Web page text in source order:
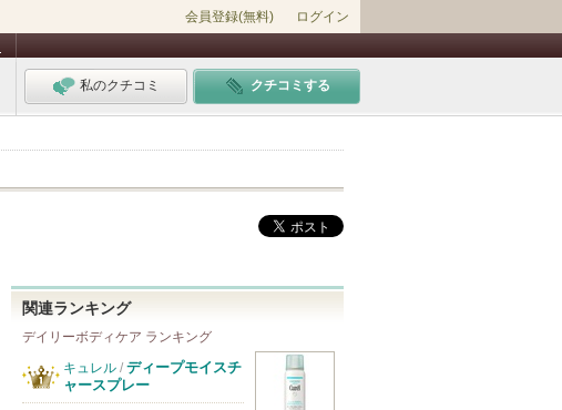
会員登録(無料) ログイン
私のクチコミ クチコミする
関連ランキング
デイリーボディケア ランキング
キュレル / ディープモイスチ
ャースプレー